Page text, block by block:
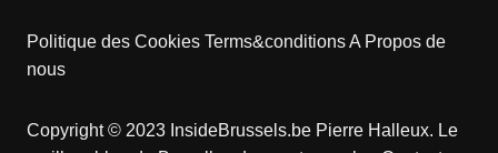
Politique des Cookies Terms&conditionsA Propos de
nous
Copyright © 2023 InsideBrussels.be Pierre Halleux. Le